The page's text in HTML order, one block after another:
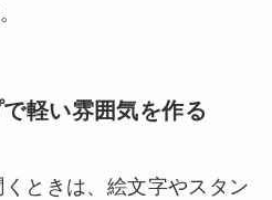
軽い雰囲気を作る
ときは、絵文字やスタン